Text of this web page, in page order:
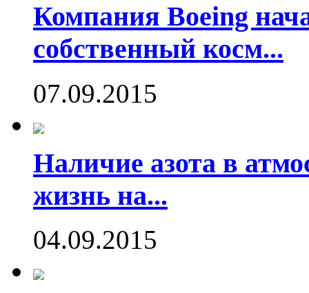
Компания Boeing
собственный косм...
07.09.2015
Наличие азота в
жизнь на...
04.09.2015